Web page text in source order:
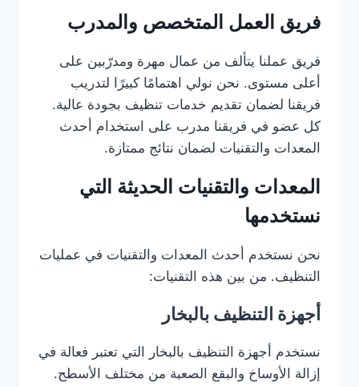
فريق العمل المتخصص والمدرب
فريق عملنا يتألف من عمال مهرة ومدرّبين على
أعلى مستوى. نحن نولي اهتمامًا كبيرًا لتدريب
فريقنا لضمان تقديم خدمات تنظيف بجودة عالية.
كل عضو في فريقنا مدرب على استخدام أحدث
المعدات والتقنيات لضمان نتائج ممتازة.
المعدات والتقنيات الحديثة التي
نستخدمها
نحن نستخدم أحدث المعدات والتقنيات في عمليات
التنظيف. من بين هذه التقنيات:
أجهزة التنظيف بالبخار
نستخدم أجهزة التنظيف بالبخار التي تعتبر فعالة في
إزالة الأوساخ والبقع الصعبة من مختلف الأسطح.